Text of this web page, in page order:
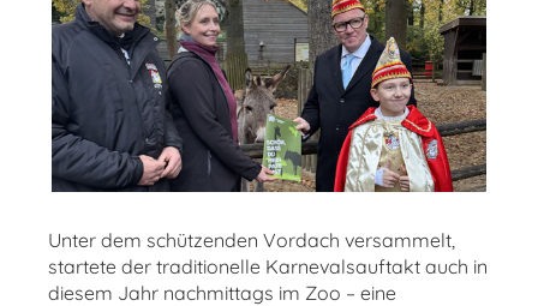
Unter dem schützenden Vordach versammelt,
startete der traditionelle Karnevalsauftakt auch in
diesem Jahr nachmittags im Zoo – eine